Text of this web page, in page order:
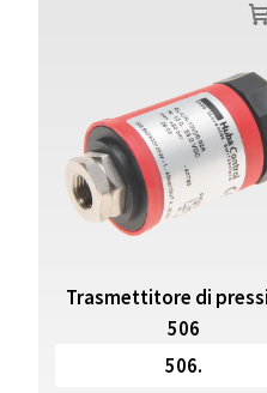
Trasmettitore di
506
506.